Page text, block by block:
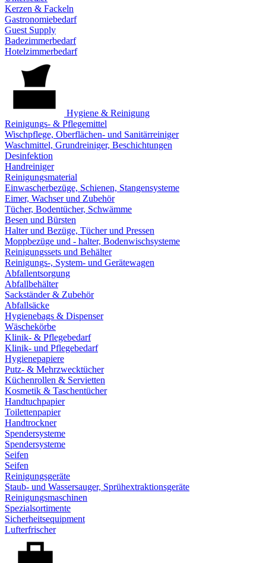
Kerzen & Fackeln
Gastronomiebedarf
Guest Supply
Badezimmerbedarf
Hotelzimmerbedarf
Hygiene & Reinigung
Reinigungs- & Pflegemittel
Wischpflege, Oberflächen- und Sanitärreiniger
Waschmittel, Grundreiniger, Beschichtungen
Desinfektion
Handreiniger
Reinigungsmaterial
Einwascherbezüge, Schienen, Stangensysteme
Eimer, Wachser und Zubehör
Tücher, Bodentücher, Schwämme
Besen und Bürsten
Halter und Bezüge, Tücher und Pressen
Moppbezüge und - halter, Bodenwischsysteme
Reinigungssets und Behälter
Reinigungs-, System- und Gerätewagen
Abfallentsorgung
Abfallbehälter
Sackständer & Zubehör
Abfallsäcke
Hygienebags & Dispenser
Wäschekörbe
Klinik- & Pflegebedarf
Klinik- und Pflegebedarf
Hygienepapiere
Putz- & Mehrzwecktücher
Küchenrollen & Servietten
Kosmetik & Taschentücher
Handtuchpapier
Toilettenpapier
Handtrockner
Spendersysteme
Spendersysteme
Seifen
Seifen
Reinigungsgeräte
Staub- und Wassersauger, Sprühextraktionsgeräte
Reinigungsmaschinen
Spezialsortimente
Sicherheitsequipment
Lufterfrischer